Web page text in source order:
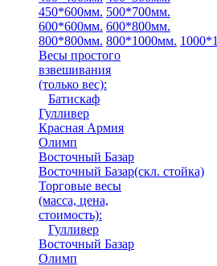
450*600мм. 500*700мм.
600*600мм. 600*800мм.
800*800мм. 800*1000мм.
Весы простого
взвешивания
(только вес):
Батискаф
Гулливер
Красная Армия
Олимп
Восточный Базар
Восточный Базар(скл. стойка)
Торговые весы
(масса, цена,
стоимость):
Гулливер
Восточный Базар
Олимп